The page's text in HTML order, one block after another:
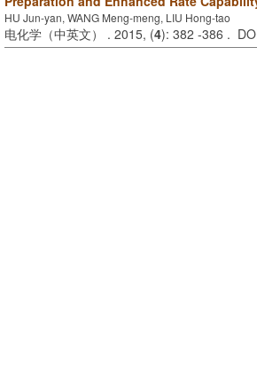
HU Jun-yan, WANG Meng-meng, LIU Hong-tao
电化学（中英文） . 2015, (4): 382 -386 .